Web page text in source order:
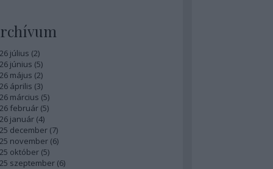
július (2)
június (5)
május (2)
április (3)
március (5)
február (5)
január (4)
december (7)
november (6)
október (5)
szeptember (6)